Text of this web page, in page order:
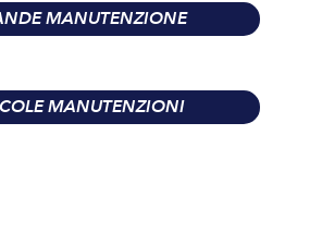
MANUTENZIONE
MANUTENZIONI